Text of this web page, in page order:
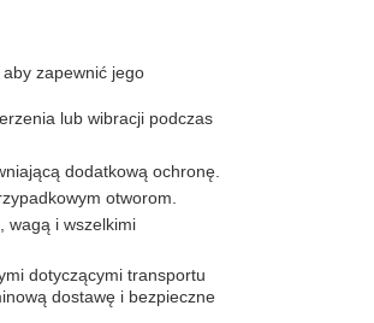
zapewnić jego
lub wibracji podczas
dodatkową ochronę.
otworom.
wagą i wszelkimi
dotyczącymi transportu
dostawę i bezpieczne